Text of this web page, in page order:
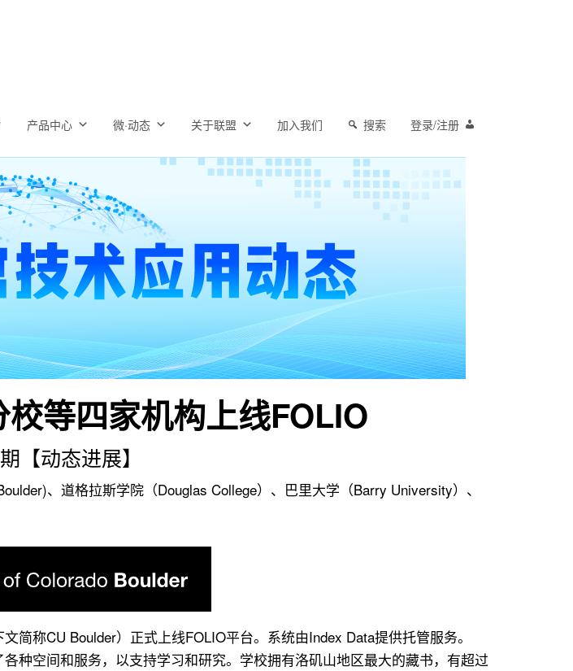
产品中心 微·动态 关于联盟 加入我们 搜索 登录/注册
等四家机构上线FOLIO
【动态进展】
、道格拉斯学院（Douglas College）、巴里大学（Barry University）、
称CU Boulder）正式上线FOLIO平台。系统由Index Data提供托管服务。
种空间和服务，以支持学习和研究。学校拥有洛矶山地区最大的藏书，有超过